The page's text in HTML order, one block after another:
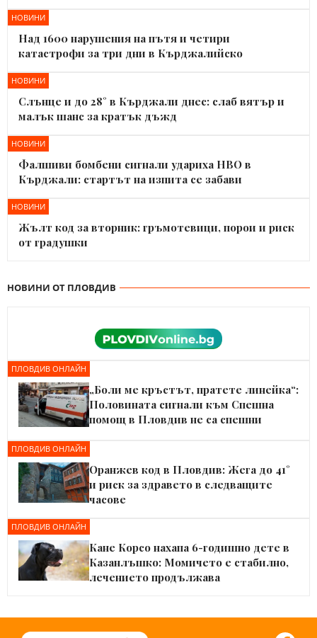
НОВИНИ
Над 1600 нарушения на пътя и четири
катастрофи за три дни в Кърджалийско
НОВИНИ
Слънце и до 28° в Кърджали днес: слаб вятър и
малък шанс за кратък дъжд
НОВИНИ
Фалшиви бомбени сигнали удариха НВО в
Кърджали: стартът на изпита се забави
НОВИНИ
Жълт код за вторник: гръмотевици, порои и риск
от градушки
НОВИНИ ОТ ПЛОВДИВ
ПЛОВДИВ ОНЛАЙН
„Боли ме кръстът, пратете линейка“:
Половината сигнали към Спешна
помощ в Пловдив не са спешни
ПЛОВДИВ ОНЛАЙН
Оранжев код в Пловдив: Жега до 41°
и риск за здравето в следващите
часове
ПЛОВДИВ ОНЛАЙН
Кане Корсо нахапа 6-годишно дете в
Казанлъшко: Момичето е стабилно,
лечението продължава